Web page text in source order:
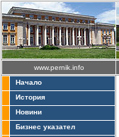
www.pernik.info
Начало
История
Новини
Бизнес указател